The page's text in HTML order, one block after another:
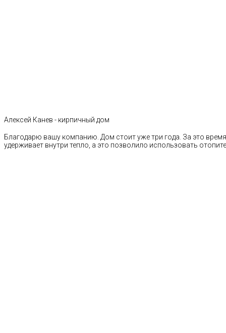
Алексей Канев - кирпичный дом
Благодарю вашу компанию. Дом стоит уже три года. За это
удерживает внутри тепло, а это позволило использовать